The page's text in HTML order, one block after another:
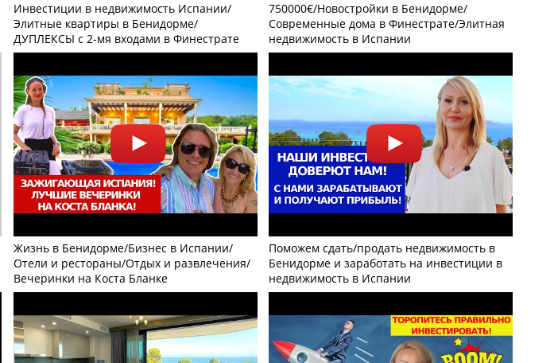
Инвестиции в недвижимость Испании/
Элитные квартиры в Бенидорме/
ДУПЛЕКСЫ с 2-мя входами в Финестрате
750000€/Новостройки в Бенидорме/
Современные дома в Финестрате/Элитная
недвижимость в Испании
Жизнь в Бенидорме/Бизнес в Испании/
Отели и рестораны/Отдых и развлечения/
Вечеринки на Коста Бланке
Поможем сдать/продать недвижимость в
Бенидорме и заработать на инвестиции в
недвижимость в Испании